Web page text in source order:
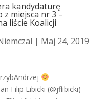
kandydaturę
miejsca nr 3 –
liście Koalicji
| Maj 24, 2019
Filip Libicki (@jflibicki)